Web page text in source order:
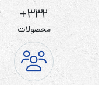
332+
محصولات